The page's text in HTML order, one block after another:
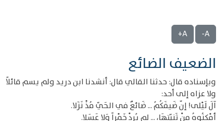
A-
A+
الضعيف الضائع
وبإسناده قال: حدثنا القالي قال: أنشدنا ابن دريد ولم يسم قائلاً
ولا عزاه إلى أحد:
آلَ لَيْلى! إنّ ضَيفَكُمُ ... ضَائعٌ في الحَيّ مُذْ نَزَلا.
أمْكِنُوهُ مِنْ ثَنِيّتِهَا، ... لم يُرِدْ خَمْراً وَلا عَسَلا.